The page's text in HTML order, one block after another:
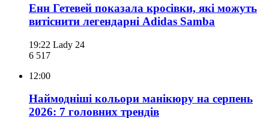
Енн Гетевей показала кросівки, які можуть
витіснити легендарні Adidas Samba
19:22 Lady 24
6 517
12:00
Наймодніші кольори манікюру на серпень
2026: 7 головних трендів